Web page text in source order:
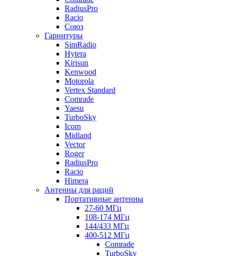
RadiusPro
Racio
Союз
Гарнитуры
SimRadio
Hytera
Kirisun
Kenwood
Motorola
Vertex Standard
Comrade
Yaesu
TurboSky
Icom
Midland
Vector
Roger
RadiusPro
Racio
Himera
Антенны для раций
Портативные антенны
27-60 МГц
108-174 МГц
144/433 МГц
400-512 МГц
Comrade
TurboSky